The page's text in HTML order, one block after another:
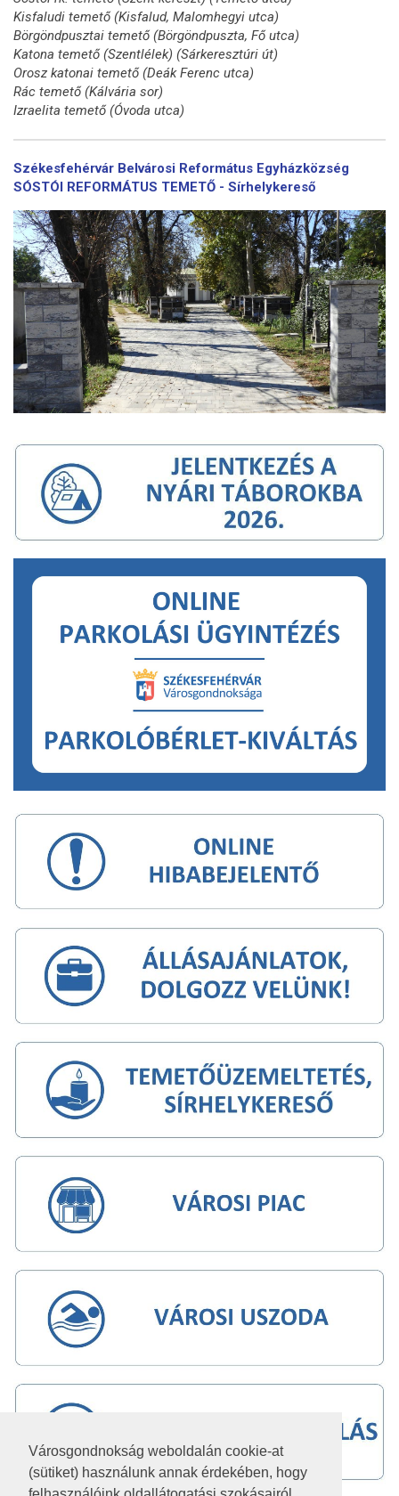
Városgondnokság weboldalán cookie-at
(sütiket) használunk annak érdekében, hogy
Kisfaludi temető (Kisfalud, Malomhegyi utca)
Börgöndpusztai temető (Börgöndpuszta, Fő utca)
Katona temető (Szentlélek) (Sárkeresztúri út)
Orosz katonai temető (Deák Ferenc utca)
Rác temető (Kálvária sor)
Izraelita temető (Óvoda utca)
Székesfehérvár Belvárosi Református Egyházközség
SÓSTÓI REFORMÁTUS TEMETŐ - Sírhelykereső